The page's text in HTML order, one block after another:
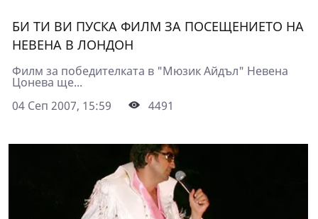
БИ ТИ ВИ ПУСКА ФИЛМ ЗА ПОСЕЩЕНИЕТО НА
НЕВЕНА В ЛОНДОН
Филм за победителката в "Мюзик Айдъл" Невена
Цонева ще...
04 Сеп 2007, 15:59
4491